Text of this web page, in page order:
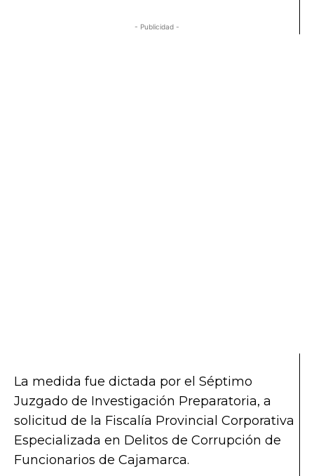
- Publicidad -
La medida fue dictada por el Séptimo
Juzgado de Investigación Preparatoria, a
solicitud de la Fiscalía Provincial Corporativa
Especializada en Delitos de Corrupción de
Funcionarios de Cajamarca.